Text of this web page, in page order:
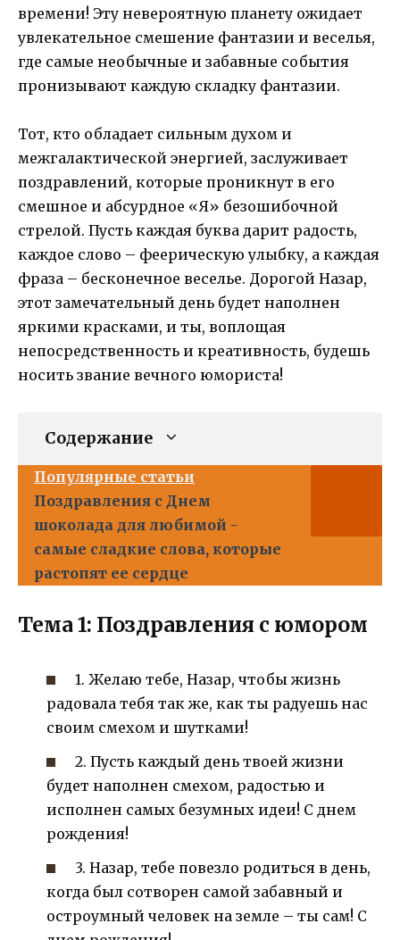
времени! Эту невероятную планету ожидает
увлекательное смешение фантазии и веселья,
где самые необычные и забавные события
пронизывают каждую складку фантазии.
Тот, кто обладает сильным духом и
межгалактической энергией, заслуживает
поздравлений, которые проникнут в его
смешное и абсурдное «Я» безошибочной
стрелой. Пусть каждая буква дарит радость,
каждое слово – феерическую улыбку, а каждая
фраза – бесконечное веселье. Дорогой Назар,
этот замечательный день будет наполнен
яркими красками, и ты, воплощая
непосредственность и креативность, будешь
носить звание вечного юмориста!
Содержание
Популярные статьи
Поздравления с Днем
шоколада для любимой -
самые сладкие слова, которые
растопят ее сердце
Тема 1: Поздравления с юмором
1. Желаю тебе, Назар, чтобы жизнь
радовала тебя так же, как ты радуешь нас
своим смехом и шутками!
2. Пусть каждый день твоей жизни
будет наполнен смехом, радостью и
исполнен самых безумных идеи! С днем
рождения!
3. Назар, тебе повезло родиться в день,
когда был сотворен самой забавный и
остроумный человек на земле – ты сам! С